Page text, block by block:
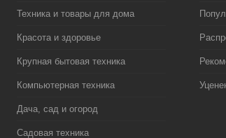
Техника и товары для дома
Красота и здоровье
Крупная бытовая техника
Компьютерная техника
Дача, сад и огород
Садовая техника